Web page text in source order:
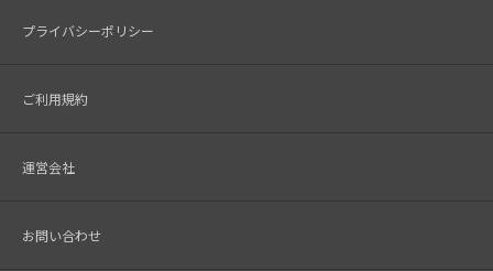
プライバシーポリシー
ご利用規約
運営会社
お問い合わせ